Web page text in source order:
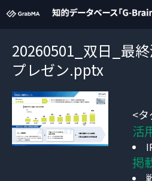
20260501_双日_最終
プレゼン.pptx
<
活
掲